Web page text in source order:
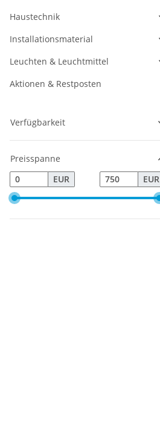
Haustechnik
Installationsmaterial
Leuchten & Leuchtmittel
Aktionen & Restposten
Verfügbarkeit
Preisspanne
EUR
EUR